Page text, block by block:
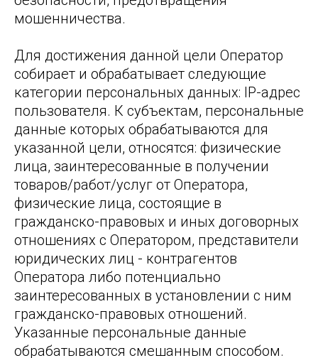
мошенничества.
Для достижения данной цели Оператор
собирает и обрабатывает следующие
категории персональных данных: IP-адрес
пользователя. К субъектам, персональные
данные которых обрабатываются для
указанной цели, относятся: физические
лица, заинтересованные в получении
товаров/работ/услуг от Оператора,
физические лица, состоящие в
гражданско-правовых и иных договорных
отношениях с Оператором, представители
юридических лиц - контрагентов
Оператора либо потенциально
заинтересованных в установлении с ним
гражданско-правовых отношений.
Указанные персональные данные
обрабатываются смешанным способом.